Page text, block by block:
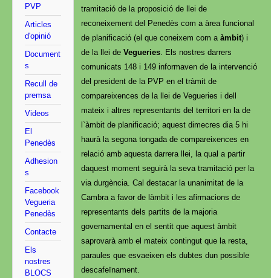
PVP
Articles
d'opinió
Document
s
Recull de
premsa
Videos
El
Penedès
Adhesion
s
Facebook
Vegueria
Penedès
Contacte
Els
nostres
BLOCS
tramitació de la proposició de llei de
reconeixement del Penedès com a àrea funcional
de planificació (el que coneixem com aàmbit) i
de la llei deVegueries. Els nostres darrers
comunicats 148 i 149 informaven de la intervenció
del president de la PVP en el tràmit de
compareixences de la llei de Vegueries i dell
mateix i altres representants del territori en la de
l`àmbit de planificació; aquest dimecres dia 5 hi
haurà la segona tongada de compareixences en
relació amb aquesta darrera llei, la qual a partir
daquest moment seguirà la seva tramitació per la
via durgència. Cal destacar la unanimitat de la
Cambra a favor de làmbit i les afirmacions de
representants dels partits de la majoria
governamental en el sentit que aquest àmbit
saprovarà amb el mateix contingut que la resta,
paraules que esvaeixen els dubtes dun possible
descafeïnament.